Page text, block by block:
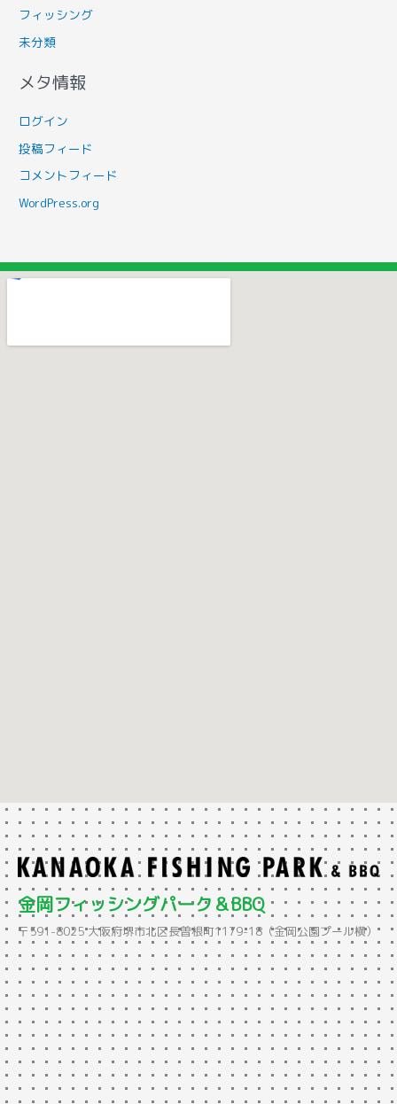
フィッシング
未分類
メタ情報
ログイン
投稿フィード
コメントフィード
WordPress.org
金岡フィッシングパーク＆BBQ
〒591-8025 大阪府堺市北区長曽根町1179-18（金岡公園プール横）